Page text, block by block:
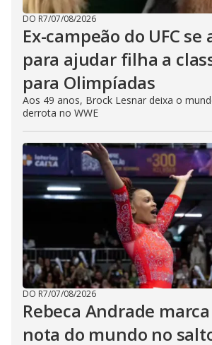
DO R7/07/08/2026
Ex-campeão do UFC se
para ajudar filha a
para Olimpíadas
Aos 49 anos, Brock Lesnar deixa o
derrota no WWE
DO R7/07/08/2026
Rebeca Andrade
nota do mundo no